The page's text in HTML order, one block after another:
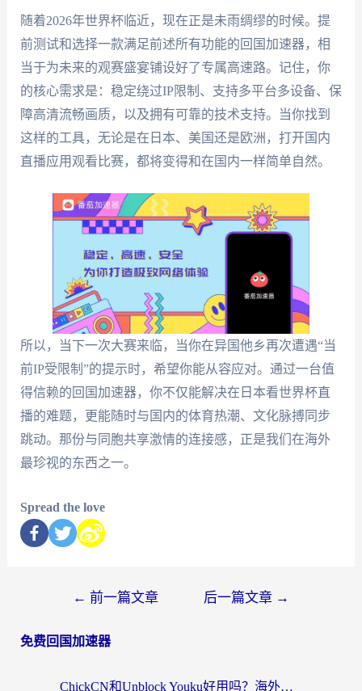
随着2026年世界杯临近，现在正是未雨绸缪的时候。提
前测试和选择一款满足前述所有功能的回国加速器，相
当于为未来的观赛盛宴铺设好了专属高速路。记住，你
的核心需求是：稳定绕过IP限制、支持多平台多设备、保
障高清流畅画质，以及拥有可靠的技术支持。当你找到
这样的工具，无论是在日本、美国还是欧洲，打开国内
直播应用观看比赛，都将变得和在国内一样简单自然。
所以，当下一次大赛来临，当你在异国他乡再次遭遇“当
前IP受限制”的提示时，希望你能从容应对。通过一台值
得信赖的回国加速器，你不仅能解决在日本看世界杯直
播的难题，更能随时与国内的体育热潮、文化脉搏同步
跳动。那份与同胞共享激情的连接感，正是我们在海外
最珍视的东西之一。
Spread the love
← 前一篇文章 后一篇文章 →
免费回国加速器
ChickCN和Unblock Youku好用吗？海外党亲测3款回国加速器，附iOS免费选择指南